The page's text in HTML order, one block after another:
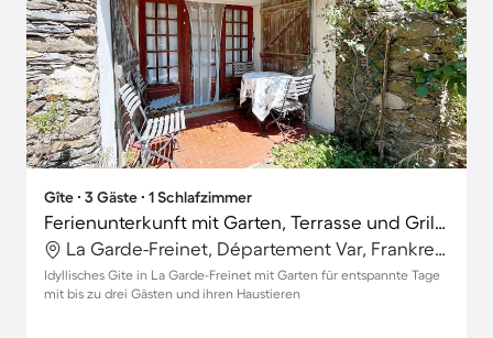
Gîte ∙ 3 Gäste ∙ 1 Schlafzimmer
Ferienunterkunft mit Garten, Terrasse und Grill | Haustiere sind willkommen
La Garde-Freinet, Département Var, Frankreich
Idyllisches Gite in La Garde-Freinet mit Garten für entspannte Tage
mit bis zu drei Gästen und ihren Haustieren